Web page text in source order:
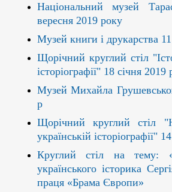
Національний музей
вересня 2019 року
Музей книги і друкарства
Щорічний круглий стіл
історіографії" 18 січня 2019
Музей Михайла
р
Щорічний круглий стіл
українській історіографії"
Круглий стіл на тему:
українського історика
праця «Брама Європи»